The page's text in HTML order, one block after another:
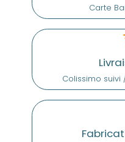
Carte
Colissimo